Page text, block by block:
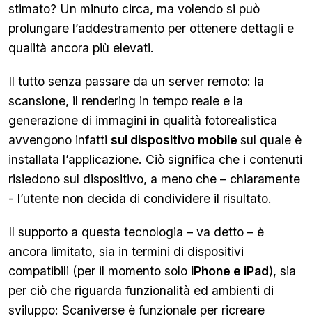
stimato? Un minuto circa, ma volendo si può
prolungare l’addestramento per ottenere dettagli e
qualità ancora più elevati.
Il tutto senza passare da un server remoto: la
scansione, il rendering in tempo reale e la
generazione di immagini in qualità fotorealistica
avvengono infatti sul dispositivo mobile sul quale è
installata l’applicazione. Ciò significa che i contenuti
risiedono sul dispositivo, a meno che – chiaramente
- l’utente non decida di condividere il risultato.
Il supporto a questa tecnologia – va detto – è
ancora limitato, sia in termini di dispositivi
compatibili (per il momento solo iPhone e iPad), sia
per ciò che riguarda funzionalità ed ambienti di
sviluppo: Scaniverse è funzionale per ricreare